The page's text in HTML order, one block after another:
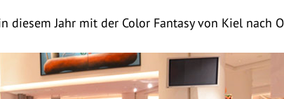
diesem Jahr mit der Color Fantasy von Kiel nach